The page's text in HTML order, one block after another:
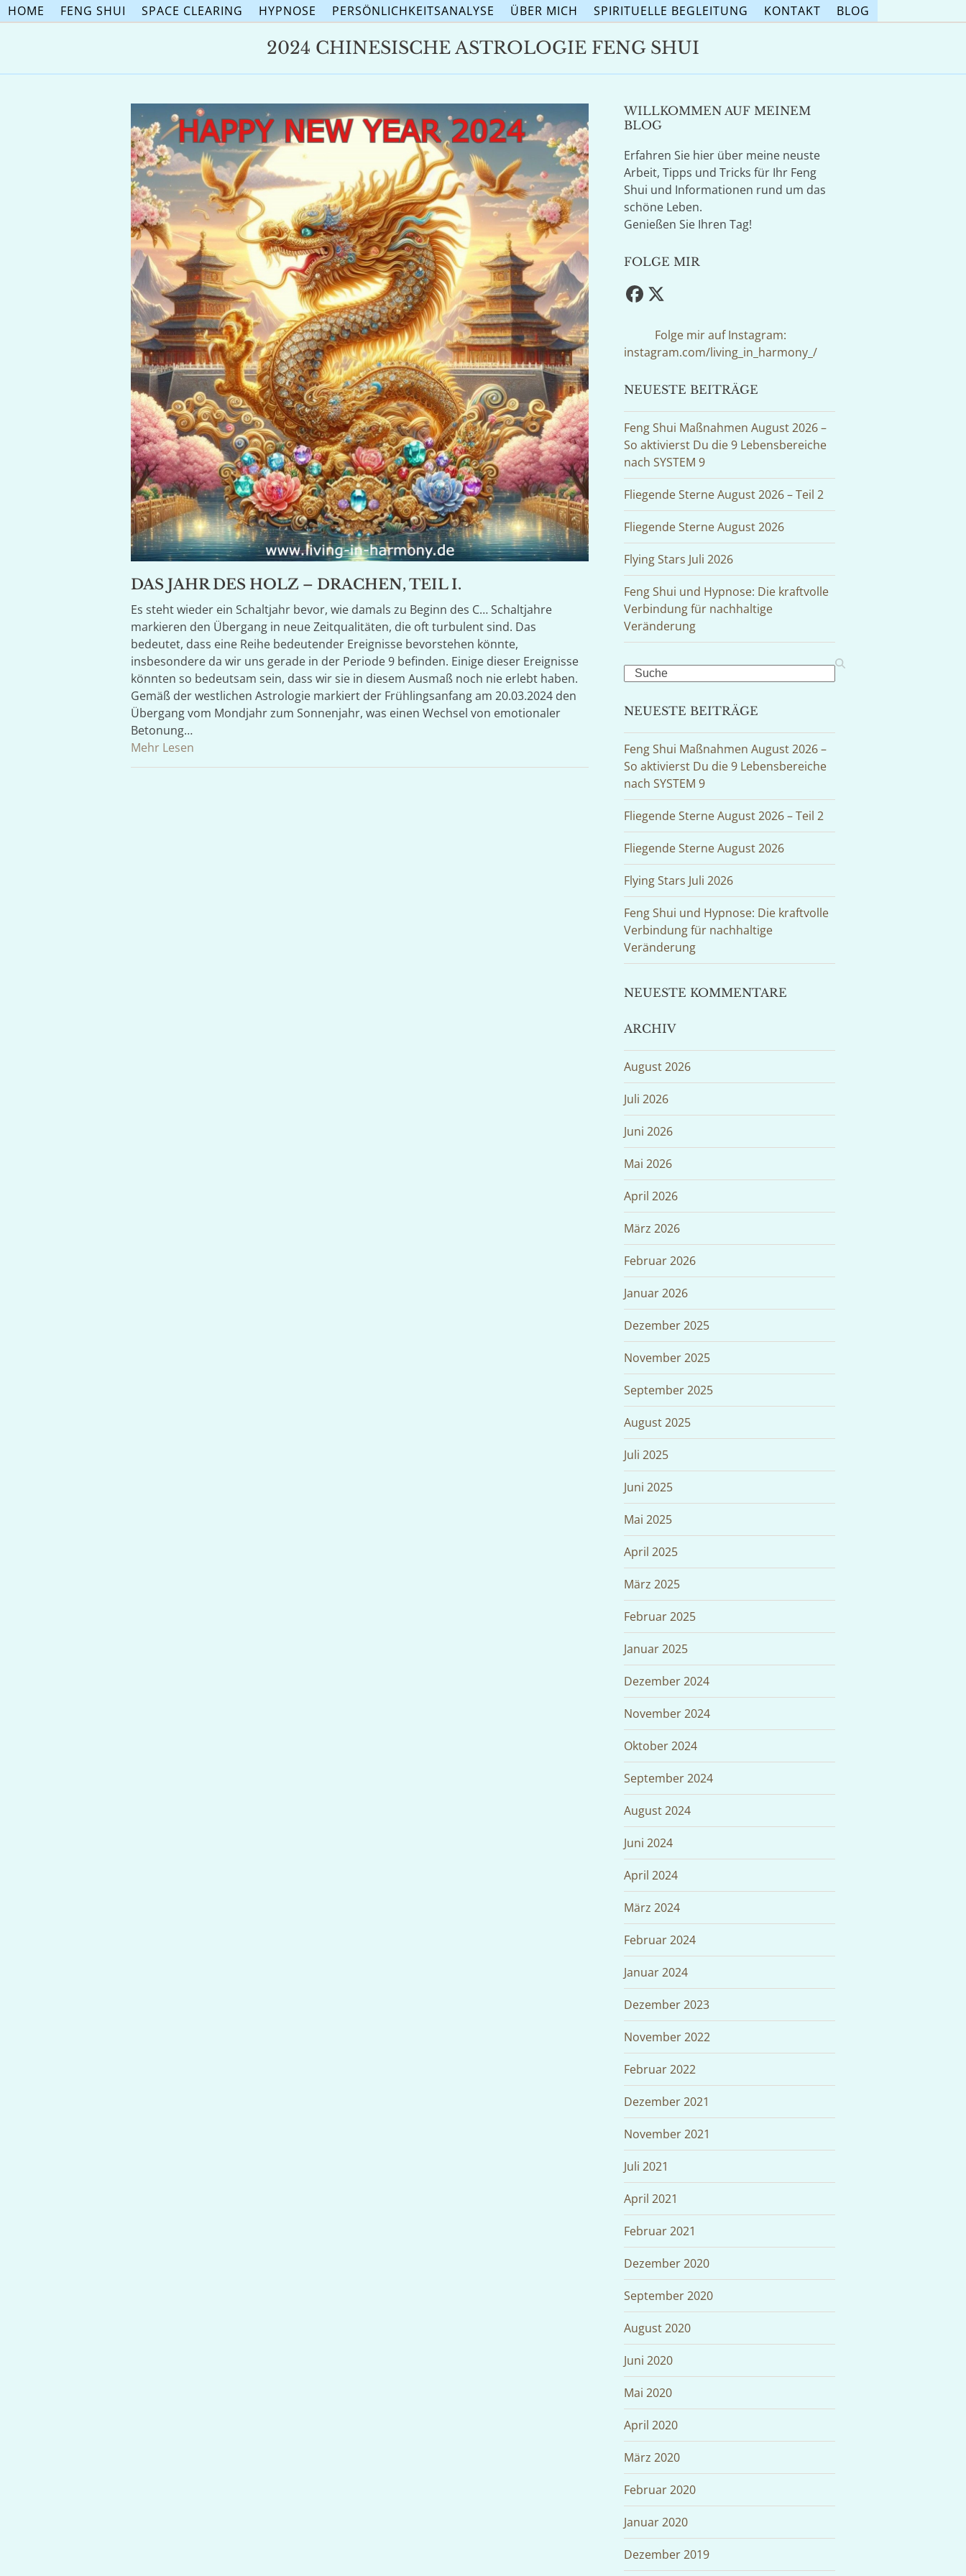
Skip
to
HOME FENG SHUI SPACE CLEARING HYPNOSE PERSÖNLICHKEITSANALYSE ÜBER MICH SPIRITUELLE BEGLEITUNG KONTAKT BLOG
2024 CHINESISCHE ASTROLOGIE FENG SHUI
DAS JAHR DES HOLZ – DRACHEN, TEIL I.
Es steht wieder ein Schaltjahr bevor, wie damals zu Beginn des C… Schaltjahre
markieren den Übergang in neue Zeitqualitäten, die oft turbulent sind. Das
bedeutet, dass eine Reihe bedeutender Ereignisse bevorstehen könnte,
insbesondere da wir uns gerade in der Periode 9 befinden. Einige dieser Ereignisse
könnten so bedeutsam sein, dass wir sie in diesem Ausmaß noch nie erlebt haben.
Gemäß der westlichen Astrologie markiert der Frühlingsanfang am 20.03.2024 den
Übergang vom Mondjahr zum Sonnenjahr, was einen Wechsel von emotionaler
Betonung…
Mehr Lesen
WILLKOMMEN AUF MEINEM
BLOG
Erfahren Sie hier über meine neuste
Arbeit, Tipps und Tricks für Ihr Feng
Shui und Informationen rund um das
schöne Leben.
Genießen Sie Ihren Tag!
FOLGE MIR
Facebook
Twitter
Folge mir auf Instagram:
instagram.com/living_in_harmony_/
NEUESTE BEITRÄGE
Feng Shui Maßnahmen August 2026 –
So aktivierst Du die 9 Lebensbereiche
nach SYSTEM 9
Fliegende Sterne August 2026 – Teil 2
Fliegende Sterne August 2026
Flying Stars Juli 2026
Feng Shui und Hypnose: Die kraftvolle
Verbindung für nachhaltige
Veränderung
Search
NEUESTE BEITRÄGE
Feng Shui Maßnahmen August 2026 –
So aktivierst Du die 9 Lebensbereiche
nach SYSTEM 9
Fliegende Sterne August 2026 – Teil 2
Fliegende Sterne August 2026
Flying Stars Juli 2026
Feng Shui und Hypnose: Die kraftvolle
Verbindung für nachhaltige
Veränderung
NEUESTE KOMMENTARE
ARCHIV
August 2026
Juli 2026
Juni 2026
Mai 2026
April 2026
März 2026
Februar 2026
Januar 2026
Dezember 2025
November 2025
September 2025
August 2025
Juli 2025
Juni 2025
Mai 2025
April 2025
März 2025
Februar 2025
Januar 2025
Dezember 2024
November 2024
Oktober 2024
September 2024
August 2024
Juni 2024
April 2024
März 2024
Februar 2024
Januar 2024
Dezember 2023
November 2022
Februar 2022
Dezember 2021
November 2021
Juli 2021
April 2021
Februar 2021
Dezember 2020
September 2020
August 2020
Juni 2020
Mai 2020
April 2020
März 2020
Februar 2020
Januar 2020
Dezember 2019